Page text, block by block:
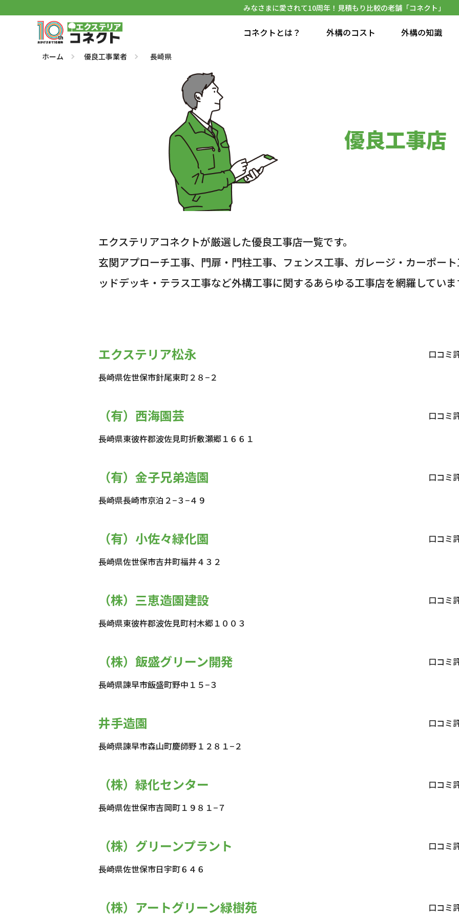
みなさまに愛されて10周年！見積もり比較の老舗「コネクト」
コネクトとは？ 外構のコスト 外構の知識
ホーム 優良工事業者 長崎県
優良工事店
エクステリアコネクトが厳選した優良工事店一覧です。
玄関アプローチ工事、門扉・門柱工事、フェンス工事、ガレージ・カーポー
ッドデッキ・テラス工事など外構工事に関するあらゆる工事店を網羅していま
エクステリア松永 口コミ
長崎県佐世保市針尾東町２８−２
（有）西海園芸 口コミ
長崎県東彼杵郡波佐見町折敷瀬郷１６６１
（有）金子兄弟造園 口コミ
長崎県長崎市京泊２−３−４９
（有）小佐々緑化園 口コミ
長崎県佐世保市吉井町福井４３２
（株）三恵造園建設 口コミ
長崎県東彼杵郡波佐見町村木郷１００３
（株）飯盛グリーン開発 口コミ
長崎県諫早市飯盛町野中１５−３
井手造園 口コミ
長崎県諫早市森山町慶師野１２８１−２
（株）緑化センター 口コミ
長崎県佐世保市吉岡町１９８１−７
（株）グリーンプラント 口コミ
長崎県佐世保市日宇町６４６
（株）アートグリーン緑樹苑 口コミ